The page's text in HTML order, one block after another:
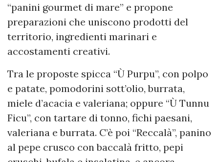
“panini gourmet di mare” e propone
preparazioni che uniscono prodotti del
territorio, ingredienti marinari e
accostamenti creativi.
Tra le proposte spicca “Ù Purpu”, con polpo
e patate, pomodorini sott’olio, burrata,
miele d’acacia e valeriana; oppure “Ù Tunnu
Ficu”, con tartare di tonno, fichi paesani,
valeriana e burrata. C’è poi “Reccalà”, panino
al pepe crusco con baccalà fritto, pepi